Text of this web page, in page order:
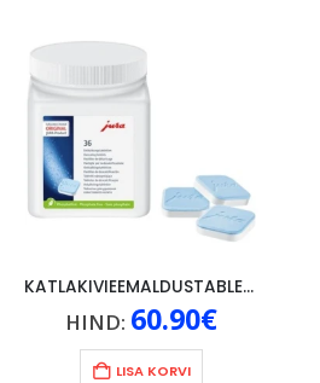
KATLAKIVIEEMALDUSTABLETID JURA 36 TK
HIND: 60.90€
LISA KORVI